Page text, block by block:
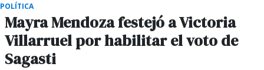
POLÍTICA
Mayra Mendoza festejó a Victoria
Villarruel por habilitar el voto de
Sagasti